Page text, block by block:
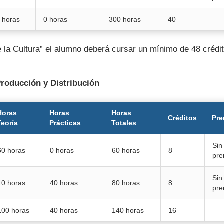
horas 0 horas 300 horas 40
Cultura” el alumno deberá cursar un mínimo de 48
y Distribución
Horas
Prácticas
Horas
Totales
Créditos
horas 0 horas 60 horas 8
Sin
horas 40 horas 80 horas 8
Sin
horas 40 horas 140 horas 16